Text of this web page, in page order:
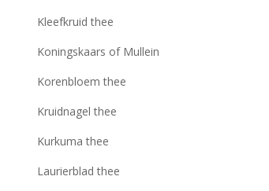
Kleefkruid thee
Koningskaars of Mullein
Korenbloem thee
Kruidnagel thee
Kurkuma thee
Laurierblad thee